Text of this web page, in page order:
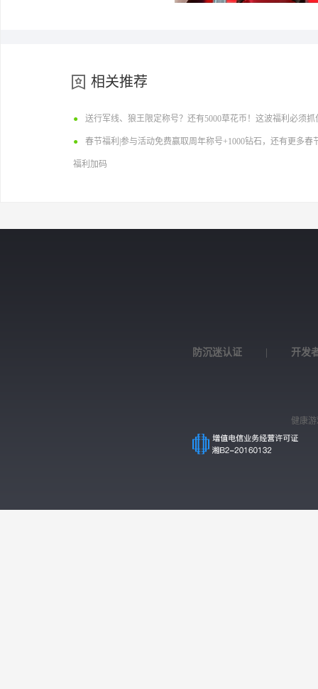
相关推荐
● 送行军线、狼王限定称号？还有5000草花币！这波福利必须抓
● 春节福利|参与活动免费赢取周年称号+1000钻石，还有更多春
福利加码
防沉迷认证 开发
健康